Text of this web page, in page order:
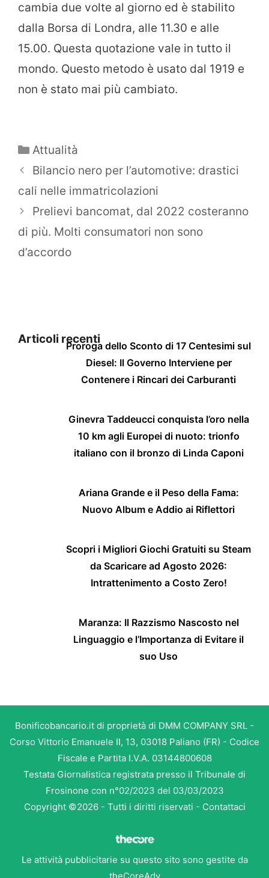
cambia due volte al giorno ed è stabilito
dalla Borsa di Londra, alle 11.30 e alle
15.00. Questa quotazione vale in tutto il
mondo. Questo metodo è usato dal 1919 e
non è stato mai più cambiato.
Categorie
Attualità
Bilancio nero per l’automotive: drastici
cali nelle immatricolazioni
Prelievi bancomat, dal 2022 costeranno
di più. Molti consumatori non sono
d’accordo
Articoli recentiProroga dello Sconto di 17 Centesimi sul
Diesel: Il Governo Interviene per
Contenere i Rincari dei Carburanti
Ginevra Taddeucci conquista l’oro nella
10 km agli Europei di nuoto: trionfo
italiano con il bronzo di Linda Caponi
Ariana Grande e il Peso della Fama:
Nuovo Album e Addio ai Riflettori
Scopri i Migliori Giochi Gratuiti su Steam
da Scaricare ad Agosto 2026:
Intrattenimento a Costo Zero!
Maranza: Il Razzismo Nascosto nel
Linguaggio e l’Importanza di Evitare il
suo Uso
Bonificobancario.it di proprietà di DMM COMPANY SRL -
Corso Vittorio Emanuele II, 13, 03018 Paliano (FR) - Codice
Fiscale e Partita I.V.A. 03144800608
Testata Giornalistica registrata presso il Tribunale di
Frosinone con n°02/2023 del 03/03/2023
Copyright ©2026 - Tutti i diritti riservati - Contattaci
Le attività pubblicitarie su questo sito sono gestite da